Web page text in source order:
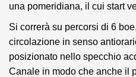
una pomeridiana, il cui start
Si correrà su percorsi di 6
circolazione in senso
posizionato nello specchio
Canale in modo che anche il